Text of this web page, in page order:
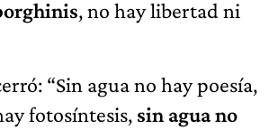
, no hay libertad ni
“Sin agua no hay poesía,
fotosíntesis, sin agua no